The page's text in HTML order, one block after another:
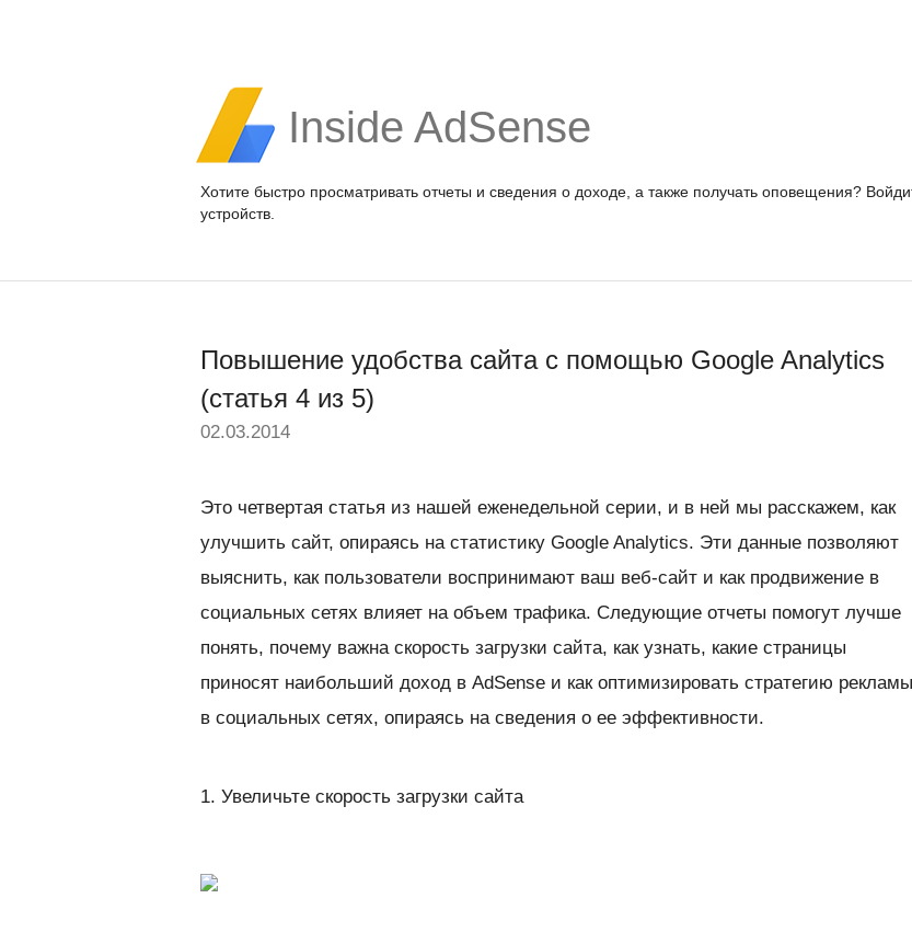
Inside AdSense
Хотите быстро просматривать отчеты и сведения о доходе, а также получать оповещения?
устройств.
Повышение удобства сайта с помощью Google Analytics
(статья 4 из 5)
02.03.2014
Это четвертая статья из нашей еженедельной серии, и в ней мы расскажем, как
улучшить сайт, опираясь на статистику Google Analytics. Эти данные позволяют
выяснить, как пользователи воспринимают ваш веб-сайт и как продвижение в
социальных сетях влияет на объем трафика. Следующие отчеты помогут лучше
понять, почему важна скорость загрузки сайта, как узнать, какие страницы
приносят наибольший доход в AdSense и как оптимизировать стратегию рекламы
в социальных сетях, опираясь на сведения о ее эффективности.
1. Увеличьте скорость загрузки сайта